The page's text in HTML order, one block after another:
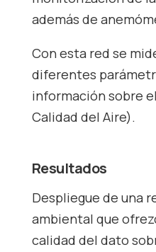
además de
Con esta red se
diferentes
información sobre
Calidad del Aire).
Resultados
Despliegue de una
ambiental que
calidad del dato